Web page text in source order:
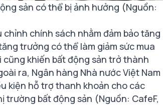
sản có thể bị ảnh hưởng (Nguồn:
chính sách nhằm đảm bảo tăng
trưởng có thể làm giảm sức mua
khiến bất động sản trở thành
ra, Ngân hàng Nhà nước Việt Nam
kiện hỗ trợ thanh khoản cho các
trường bất động sản (Nguồn: CafeF,